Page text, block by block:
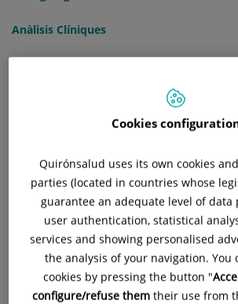
Anàlisis Clíniques
Angiologia i Cirurgia Vascular i
Aparell Digestiu i Endoscopia
Cardiologia (Institut del Corazón Dexeus)
Cardiopaties Congènites
Cookies
Quirónsalud uses its own cookies
parties (located in countries whose
guarantee an adequate level of data
user authentication, statistical
services and showing personalised
the analysis of your navigation. You
cookies by pressing the button "
configure/refuse them their use from